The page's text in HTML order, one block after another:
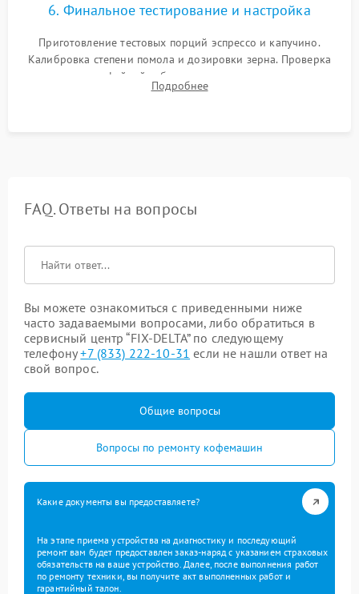
6. Финальное тестирование и настройка
Приготовление тестовых порций эспрессо и капучино.
Калибровка степени помола и дозировки зерна. Проверка
плотности кофейной таблетки, температуры напитка и
качества молочной пены. Контроль отсутствия посторонних
Подробнее
FAQ. Ответы на вопросы
Вы можете ознакомиться с приведенными ниже
часто задаваемыми вопросами, либо обратиться в
сервисный центр “FIX-DELTA” по следующему
телефону+7 (833) 222-10-31 если не нашли ответ на
свой вопрос.
Общие вопросы
Вопросы по ремонту кофемашин
Какие документы вы предоставляете?
На этапе приема устройства на диагностику и последующий
ремонт вам будет предоставлен заказ-наряд с указанием страховых
обязательств на ваше устройство. Далее, после выполнения работ
по ремонту техники, вы получите акт выполненных работ и
гарантийный талон.